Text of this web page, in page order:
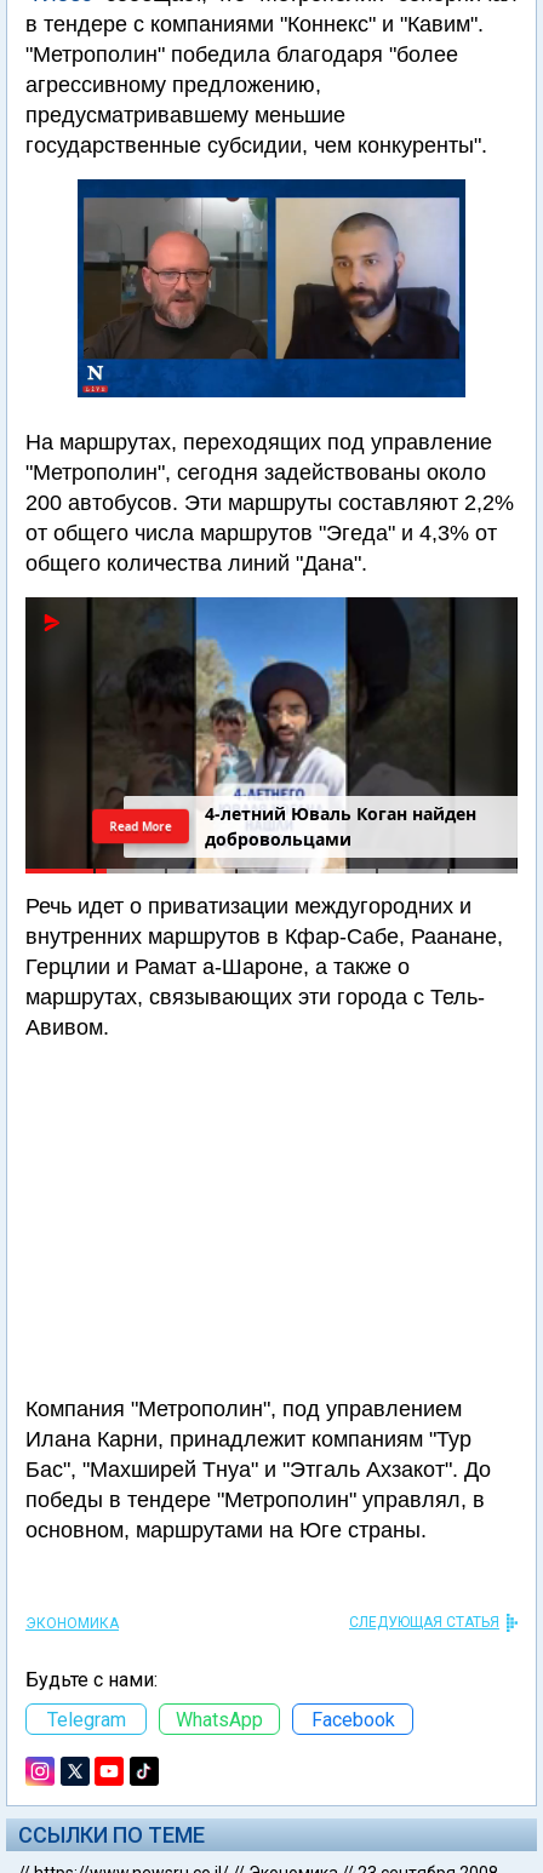
в тендере с компаниями "Коннекс" и "Кавим".
"Метрополин" победила благодаря "более
агрессивному предложению,
предусматривавшему меньшие
государственные субсидии, чем конкуренты".
На маршрутах, переходящих под управление
"Метрополин", сегодня задействованы около
200 автобусов. Эти маршруты составляют 2,2%
от общего числа маршрутов "Эгеда" и 4,3% от
общего количества линий "Дана".
4-летний Юваль Коган найден
добровольцами
Read More
Речь идет о приватизации междугородних и
внутренних маршрутов в Кфар-Сабе, Раанане,
Герцлии и Рамат а-Шароне, а также о
маршрутах, связывающих эти города с Тель-
Авивом.
Компания "Метрополин", под управлением
Илана Карни, принадлежит компаниям "Тур
Бас", "Махширей Тнуа" и "Этгаль Ахзакот". До
победы в тендере "Метрополин" управлял, в
основном, маршрутами на Юге страны.
ЭКОНОМИКА СЛЕДУЮЩАЯ СТАТЬЯ
Будьте с нами:
Telegram
WhatsApp Facebook
ССЫЛКИ ПО ТЕМЕ